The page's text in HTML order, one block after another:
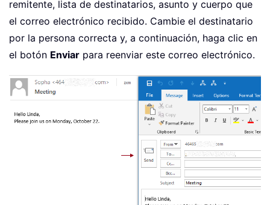
remitente, lista de destinatarios, asunto y cuerpo que
el correo electrónico recibido. Cambie el destinatario
por la persona correcta y, a continuación, haga clic en
el botón Enviar para reenviar este correo electrónico.